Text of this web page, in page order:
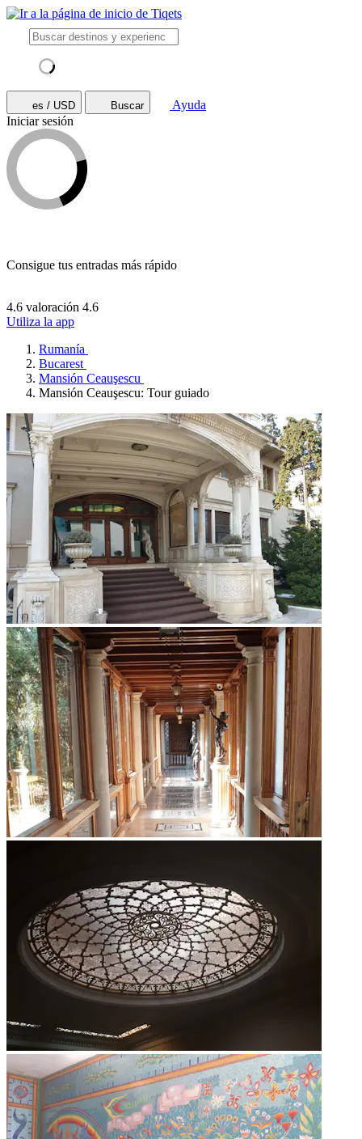
es / USD Buscar
Ayuda
Iniciar sesión
Consigue tus entradas más rápido
4.6 valoración 4.6
Utiliza la app
Rumanía
Bucarest
Mansión Ceauşescu
Mansión Ceauşescu: Tour guiado